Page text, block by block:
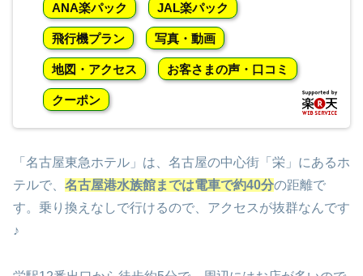
ANA楽パック JAL楽パック
飛行機プラン 写真・動画
地図・アクセス お客さまの声・口コミ
クーポン
「名古屋東急ホテル」は、名古屋の中心街「栄」にあるホ
テルで、 名古屋港水族館までは電車で約40分の距離で
す。乗り換えなしで行けるので、アクセスが抜群なんです
♪